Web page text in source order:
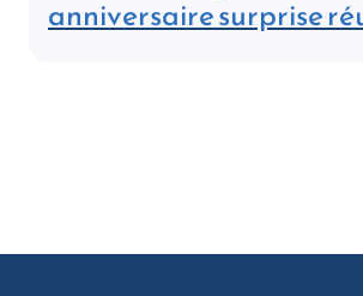
anniversaire surprise